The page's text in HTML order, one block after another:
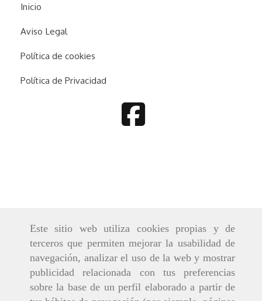
Este sitio web utiliza cookies propias y de
terceros que permiten mejorar la usabilidad de
navegación, analizar el uso de la web y mostrar
publicidad relacionada con tus preferencias
sobre la base de un perfil elaborado a partir de
Inicio
Aviso Legal
Política de cookies
Política de Privacidad